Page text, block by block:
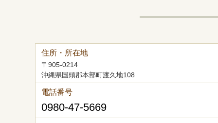
住所・所在地
〒905-0214
沖縄県国頭郡本部町渡久地108
電話番号
0980-47-5669